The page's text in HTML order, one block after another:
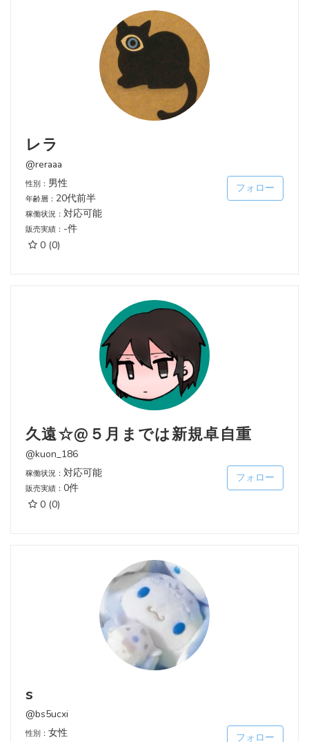
レラ
@reraaa
性別： 男性
年齢層： 20代前半
稼働状況： 対応可能
販売実績： -件
0 (0)
フォロー
久遠☆@５月までは新規卓自重
@kuon_186
稼働状況： 対応可能
販売実績： 0件
0 (0)
フォロー
s
@bs5ucxi
性別： 女性
フォロー